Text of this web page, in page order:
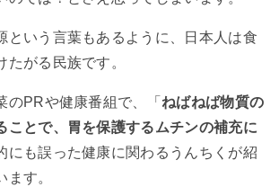
という言葉もあるように、日本人は食
たがる民族です。
のPRや健康番組で、「 ねばねば物質の
ことで、胃を保護するムチンの補充に
にも誤った健康に関わるうんちくが紹
す。